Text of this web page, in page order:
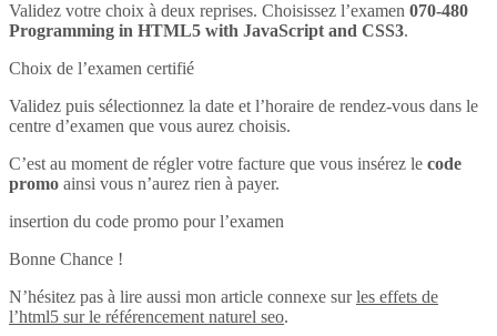
Validez votre choix à deux reprises. Choisissez l’examen 070-480
Programming in HTML5 with JavaScript and CSS3.
Choix de l’examen certifié
Validez puis sélectionnez la date et l’horaire de rendez-vous dans le
centre d’examen que vous aurez choisis.
C’est au moment de régler votre facture que vous insérez le code
promo ainsi vous n’aurez rien à payer.
insertion du code promo pour l’examen
Bonne Chance !
N’hésitez pas à lire aussi mon article connexe surles effets de
l’html5 sur le référencement naturel seo.